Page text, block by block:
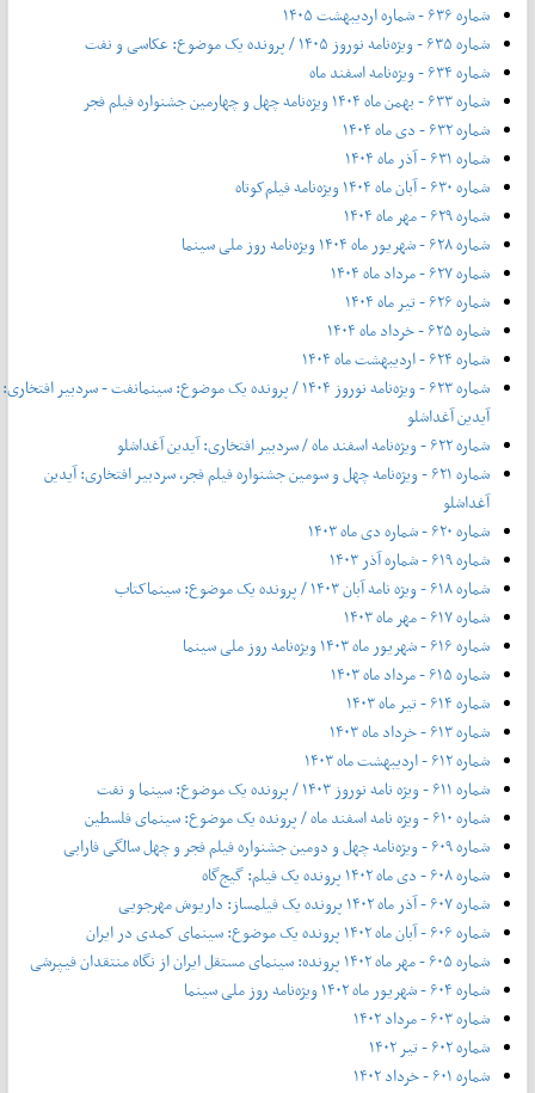
شماره ۶۳۶ - شماره اردیبهشت ۱۴۰۵
شماره ۶۳۵ - ویژه‌نامه نوروز ۱۴۰۵ / پرونده یک موضوع: عکاسی و نفت
شماره ۶۳۴ - ویژه‌نامه اسفند ماه
شماره ۶۳۳ - بهمن ماه ۱۴۰۴ ویژه‌نامه چهل‌ و‌ چهارمین جشنواره فیلم فجر
شماره ۶۳۲ - دی ماه ۱۴۰۴
شماره ۶۳۱ - آذر ماه ۱۴۰۴
شماره ۶۳۰ - آبان ماه ۱۴۰۴ ویژه‌نامه فیلم‌کوتاه
شماره ۶۲۹ - مهر ماه ۱۴۰۴
شماره ۶۲۸ - شهریور ماه ۱۴۰۴ ویژه‌نامه روز ملی سینما
شماره ۶۲۷ - مرداد ماه ۱۴۰۴
شماره ۶۲۶ - تیر ماه ۱۴۰۴
شماره ۶۲۵ - خرداد ماه ۱۴۰۴
شماره ۶۲۴ - اردیبهشت ماه ۱۴۰۴
شماره ۶۲۳ - ویژه‌نامه نوروز ۱۴۰۴ / پرونده یک موضوع: سینمانفت - سردبیر افتخاری:
آیدین آغداشلو
شماره ۶۲۲ - ویژه‌نامه اسفند ماه / سردبیر افتخاری: آیدین آغداشلو
شماره ۶۲۱ - ویژه‌نامه چهل‌ و‌ سومین جشنواره فیلم فجر، سردبیر افتخاری: آیدین
آغداشلو
شماره ۶۲۰ - شماره دی ماه ۱۴۰۳
شماره ۶۱۹ - شماره آذر ۱۴۰۳
شماره ۶۱۸ - ویژه نامه آبان ۱۴۰۳ / پرونده یک موضوع: سینماکتاب
شماره ۶۱۷ - مهر ماه ۱۴۰۳
شماره ۶۱۶ - شهریور ماه ۱۴۰۳ ویژه‌نامه روز ملی سینما
شماره ۶۱۵ - مرداد ماه ۱۴۰۳
شماره ۶۱۴ - تیر ماه ۱۴۰۳
شماره ۶۱۳ - خرداد ماه ۱۴۰۳
شماره ۶۱۲ - اردیبهشت ماه ۱۴۰۳
شماره ۶۱۱ - ویژه نامه نوروز ۱۴۰۳ / پرونده یک موضوع: سینما و نفت
شماره ۶۱۰ - ویژه نامه اسفند ماه / پرونده یک موضوع: سینمای فلسطین
شماره ۶۰۹ - ویژه‌نامه چهل و دومین جشنواره فیلم فجر و چهل سالگی فارابی
شماره ۶۰۸ - دی ماه ۱۴۰۲ پرونده یک فیلم: گیج‌گاه
شماره ۶۰۷ - آذر ماه ۱۴۰۲ پرونده یک فیلمساز: داریوش مهرجویی
شماره ۶۰۶ - آبان ماه ۱۴۰۲ پرونده یک موضوع: سینمای کمدی در ایران
شماره ۶۰۵ - مهر ماه ۱۴۰۲ پرونده: سینمای مستقل ایران از نگاه منتقدان فیپرشی
شماره ۶۰۴ - شهریور ماه ۱۴۰۲ ویژه‌نامه روز ملی سینما
شماره ۶۰۳ - مرداد ۱۴۰۲
شماره ۶۰۲ - تیر ۱۴۰۲
شماره ۶۰۱ - خرداد ۱۴۰۲